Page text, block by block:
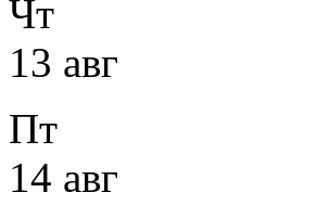
Чт
13 авг
Пт
14 авг